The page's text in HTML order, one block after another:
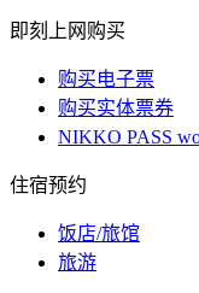
即刻上网购买
购买电子票
购买实体票券
NIKKO PASS
住宿预约
饭店/旅馆
旅游